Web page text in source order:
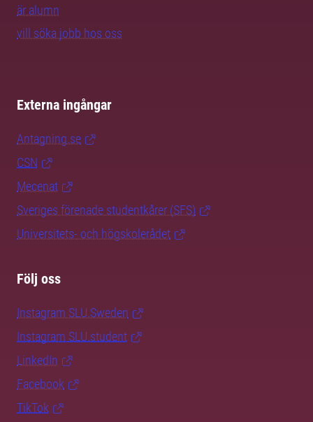
är alumn
vill söka jobb hos oss
Externa ingångar
Antagning.se
CSN
Mecenat
Sveriges förenade studentkårer (SFS)
Universitets- och högskolerådet
Följ oss
Instagram SLU.Sweden
Instagram SLU.student
LinkedIn
Facebook
TikTok